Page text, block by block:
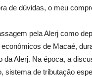
de dúvidas, o meu
pela Alerj como
de Macaé,
da Alerj. Na época, a
sistema de tributação